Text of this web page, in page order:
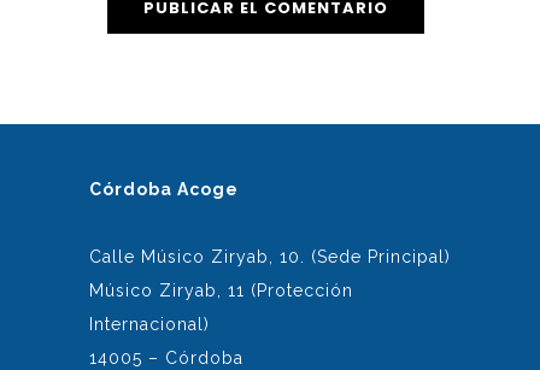
Córdoba Acoge
Calle Músico Ziryab, 10. (Sede Principal)
Músico Ziryab, 11 (Protección
Internacional)
14005 – Córdoba